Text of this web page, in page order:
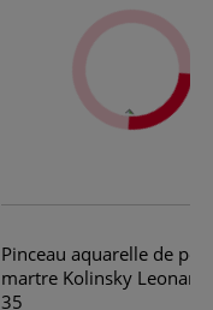
Pinceau aquarelle de
martre Kolinsky
35